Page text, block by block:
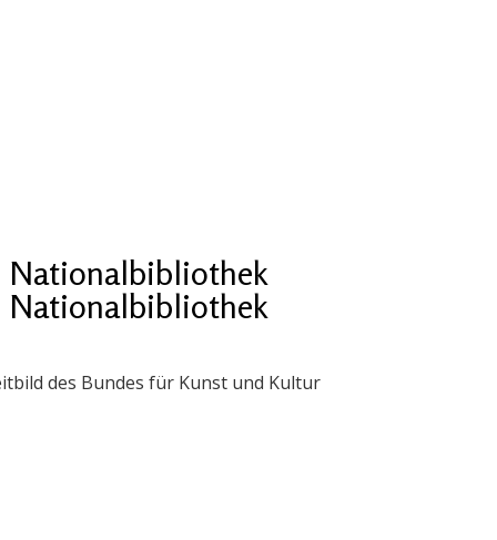
Nationalbibliothek
Nationalbibliothek
des Bundes für Kunst und Kultur